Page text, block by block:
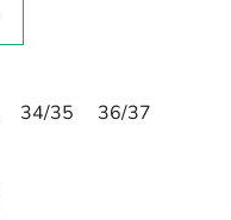
34/35 36/37